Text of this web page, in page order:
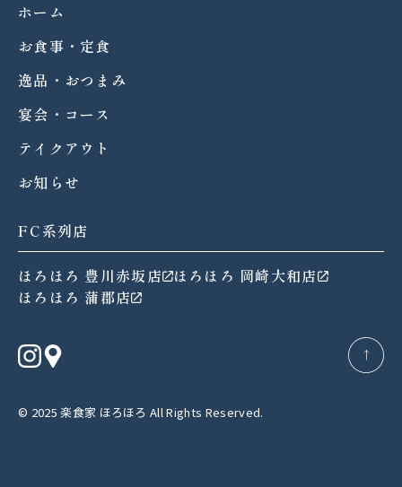
ホーム
お食事・定食
逸品・おつまみ
宴会・コース
テイクアウト
お知らせ
FC系列店
ほろほろ 豊川赤坂店 ほろほろ 岡崎大和店
ほろほろ 蒲郡店
→
© 2025 楽食家 ほろほろ All Rights Reserved.